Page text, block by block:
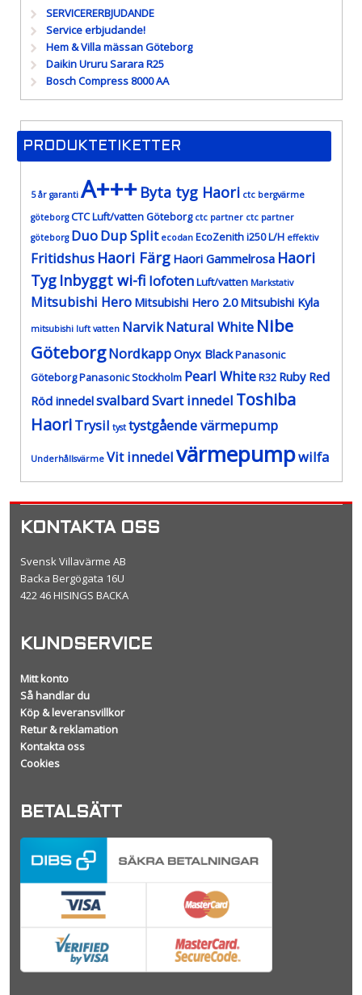
SERVICERERBJUDANDE
Service erbjudande!
Hem & Villa mässan Göteborg
Daikin Ururu Sarara R25
Bosch Compress 8000 AA
PRODUKTETIKETTER
5 år garanti A+++ Byta tyg Haori ctc bergvärme
göteborg CTC Luft/vatten Göteborg ctc partner ctc partner
göteborg DuoDup Split ecodan EcoZenith i250 L/H effektiv
Fritidshus Haori Färg Haori Gammelrosa Haori
Tyg Inbyggt wi-fi lofotenLuft/vatten Markstativ
Mitsubishi Hero Mitsubishi Hero 2.0 Mitsubishi Kyla
mitsubishi luft vatten NarvikNatural White Nibe
GöteborgNordkappOnyx BlackPanasonic
GöteborgPanasonic Stockholm Pearl WhiteR32 Ruby Red
Röd innedelsvalbardSvart innedel Toshiba
HaoriTrysil tyst tystgående värmepump
Underhållsvärme Vit innedelvärmepumpwilfa
KONTAKTA OSS
Svensk Villavärme AB
Backa Bergögata 16U
422 46 HISINGS BACKA
KUNDSERVICE
Mitt konto
Så handlar du
Köp & leveransvillkor
Retur & reklamation
Kontakta oss
Cookies
BETALSÄTT